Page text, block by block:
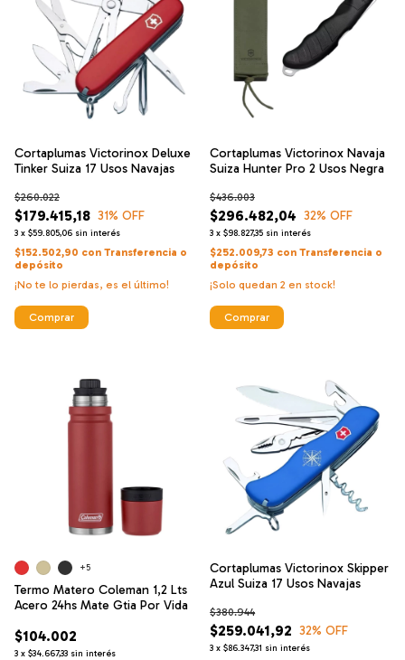
Cortaplumas Victorinox Deluxe
Tinker Suiza 17 Usos Navajas
$179.415,18
$260.022
31% OFF
3 x $59.805,06 sin interés
$152.502,90 con Transferencia o
depósito
¡No te lo pierdas, es el último!
Comprar
Cortaplumas Victorinox Navaja
Suiza Hunter Pro 2 Usos Negra
$296.482,04
$436.003
32% OFF
3 x $98.827,35 sin interés
$252.009,73 con Transferencia o
depósito
¡Solo quedan 2 en stock!
Comprar
Termo Matero Coleman 1,2 Lts
Acero 24hs Mate Gtia Por Vida
$104.002
3 x $34.667,33 sin interés
+5
Cortaplumas Victorinox Skipper
Azul Suiza 17 Usos Navajas
$259.041,92
$380.944
32% OFF
3 x $86.347,31 sin interés